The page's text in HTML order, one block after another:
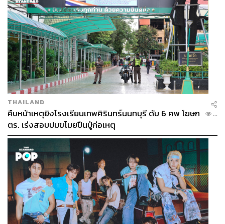
THAILAND
คืบหน้าเหตุยิงโรงเรียนเทพศิรินทร์นนทบุรี ดับ 6 ศพ โฆษก
ตร. เร่งสอบปมขโมยปืนปู่ก่อเหตุ
...